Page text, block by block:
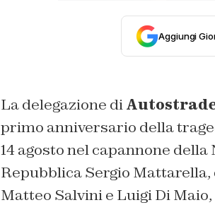
Aggiungi
La delegazione di
primo anniversario della
14 agosto nel capannone
Repubblica Sergio
Matteo Salvini e Luigi Di